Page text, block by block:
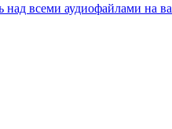
над всеми аудиофайлами на